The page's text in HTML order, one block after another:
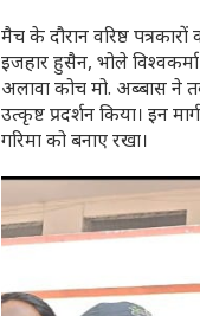
मैच के दौरान वरिष्ठ
इजहार हुसैन, भोले
अलावा कोच मो. अब्बास ने
उत्कृष्ट प्रदर्शन किया। इन
गरिमा को बनाए रखा।